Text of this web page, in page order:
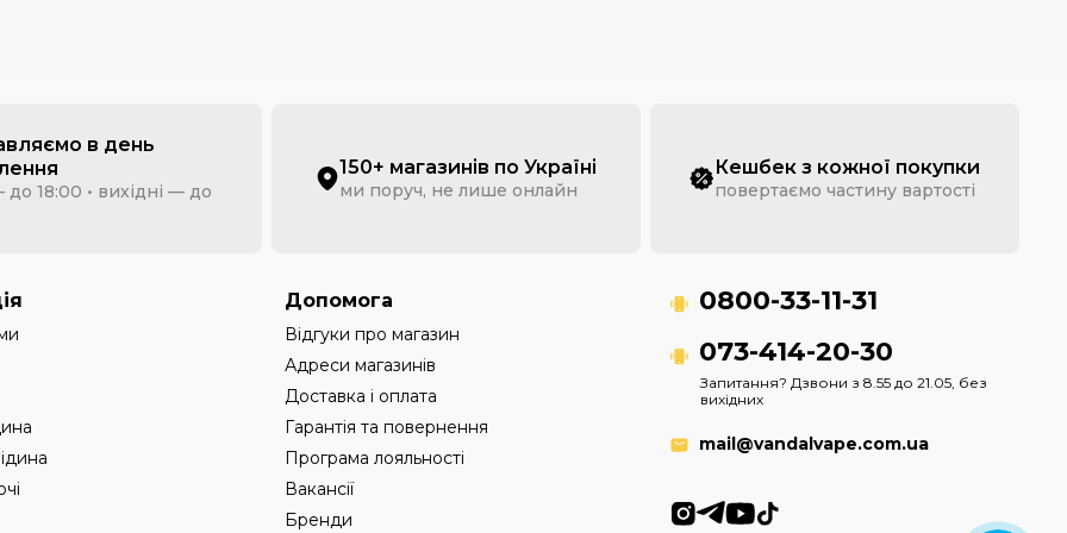
загальне сміття. Літій-іонні батареї вимагають правильної утилізації, інакше забруднюють ґрунт, ґрунтові
потрібно здати до пункту переробки, звідти їх передадуть на утилізацію.
Порівнюємо їх переваги та недоліки.
в день
до 18:00 • вихідні — до
150+ магазинів по Україні
ми поруч, не лише онлайн
Кешбек з кожної покупки
повертаємо частину вартості
Допомога
Відгуки про магазин
Адреси магазинів
Доставка і оплата
Гарантія та повернення
Програма лояльності
Вакансії
Бренди
0800-33-11-31
073-414-20-30
Запитання? Дзвони з 8.55 до 21.05, без
вихідних
mail@vandalvape.com.ua